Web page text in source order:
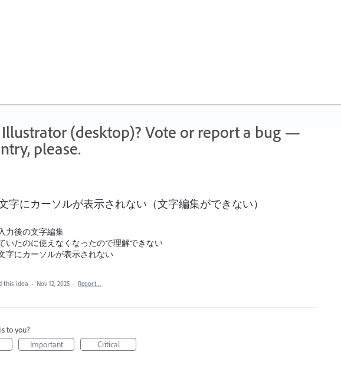
(desktop)? Vote or report a bug —
please.
字にカーソルが表示されない（文字編集ができない）
力後の文字編集
たのに使えなくなったので理解できない
にカーソルが表示されない
this idea · Nov 12, 2025 · Report…
to you?
Important Critical